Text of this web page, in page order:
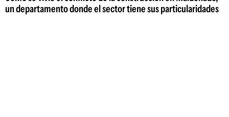
un departamento donde el sector tiene sus particularidades